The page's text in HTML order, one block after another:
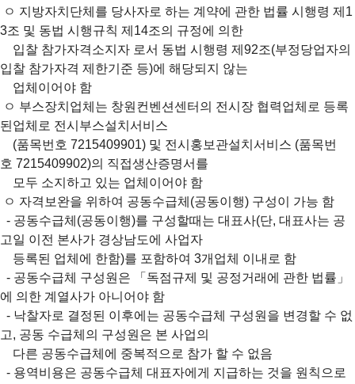
ㅇ 지방자치단체를 당사자로 하는 계약에 관한 법률 시행령 제1
3조 및 동법 시행규칙 제14조의 규정에 의한
입찰 참가자격소지자 로서 동법 시행령 제92조(부정당업자의
입찰 참가자격 제한기준 등)에 해당되지 않는
업체이어야 함
ㅇ 부스장치업체는 창원컨벤션센터의 전시장 협력업체로 등록
된업체로 전시부스설치서비스
(품목번호 7215409901) 및 전시홍보관설치서비스 (품목번
호 7215409902)의 직접생산증명서를
모두 소지하고 있는 업체이어야 함
ㅇ 자격보완을 위하여 공동수급체(공동이행) 구성이 가능 함
- 공동수급체(공동이행)를 구성할때는 대표사(단, 대표사는 공
고일 이전 본사가 경상남도에 사업자
등록된 업체에 한함)를 포함하여 3개업체 이내로 함
- 공동수급체 구성원은 「독점규제 및 공정거래에 관한 법률」
에 의한 계열사가 아니어야 함
- 낙찰자로 결정된 이후에는 공동수급체 구성원을 변경할 수 없
고, 공동 수급체의 구성원은 본 사업의
다른 공동수급체에 중복적으로 참가 할 수 없음
- 용역비용은 공동수급체 대표자에게 지급하는 것을 원칙으로